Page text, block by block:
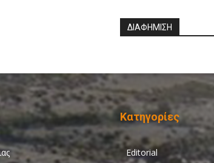
ΔΙΑΦΗΜΙΣΗ
Κατηγορίες
Editorial